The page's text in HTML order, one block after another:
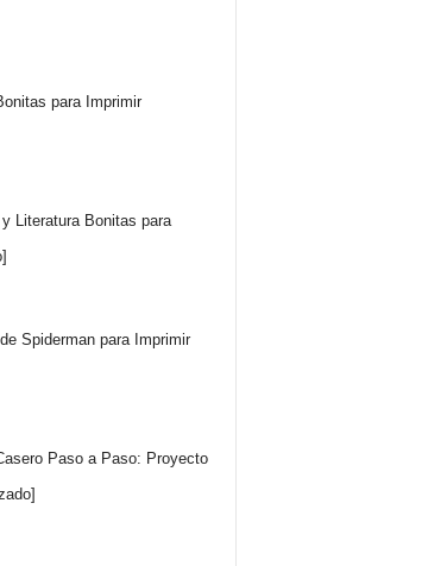
para Imprimir
Literatura Bonitas para
Spiderman para Imprimir
Paso a Paso: Proyecto